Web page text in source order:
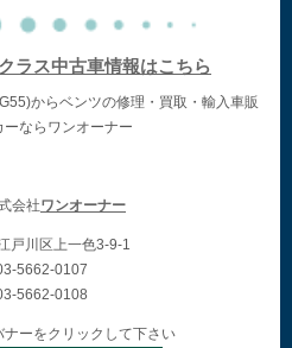
ラス中古車情報はこちら
からベンツの修理・買取・輸入車販
ーならワンオーナー
会社ワンオーナー
戸川区上一色3-9-1
5662-0107
5662-0108
ーをクリックして下さい